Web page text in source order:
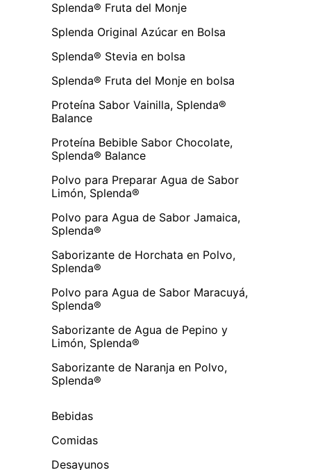
Splenda® Fruta del Monje
Splenda Original Azúcar en Bolsa
Splenda® Stevia en bolsa
Splenda® Fruta del Monje en bolsa
Proteína Sabor Vainilla, Splenda®
Balance
Proteína Bebible Sabor Chocolate,
Splenda® Balance
Polvo para Preparar Agua de Sabor
Limón, Splenda®
Polvo para Agua de Sabor Jamaica,
Splenda®
Saborizante de Horchata en Polvo,
Splenda®
Polvo para Agua de Sabor Maracuyá,
Splenda®
Saborizante de Agua de Pepino y
Limón, Splenda®
Saborizante de Naranja en Polvo,
Splenda®
Bebidas
Comidas
Desayunos